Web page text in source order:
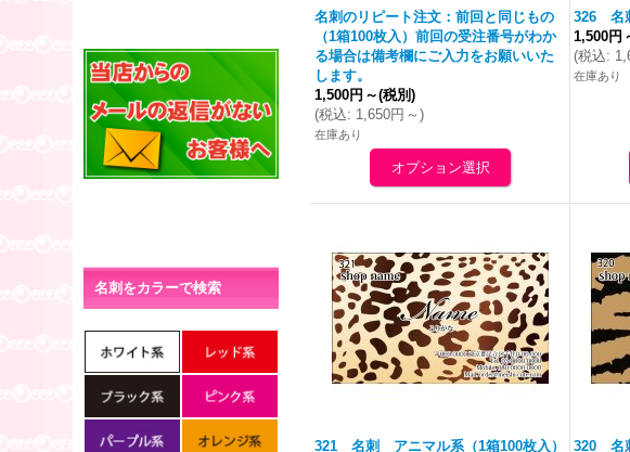
名刺をカラーで検索
名刺のリピート注文：前回と同じもの
（1箱100枚入）前回の受注番号がわか
る場合は備考欄にご入力をお願いいた
します。
1,500円 ～(税別)
(税込: 1,650円 ～)
在庫あり
326 名
1,500円
(税込:
在庫あり
321 名刺 アニマル系（1箱100枚入）
320 名